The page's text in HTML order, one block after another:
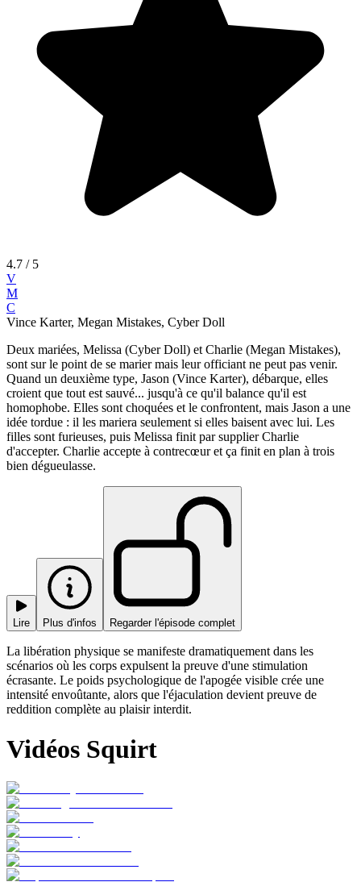
4.7 / 5
V
M
C
Vince Karter, Megan Mistakes, Cyber Doll
Deux mariées, Melissa (Cyber Doll) et Charlie (Megan Mistakes),
sont sur le point de se marier mais leur officiant ne peut pas venir.
Quand un deuxième type, Jason (Vince Karter), débarque, elles
croient que tout est sauvé... jusqu'à ce qu'il balance qu'il est
homophobe. Elles sont choquées et le confrontent, mais Jason a une
idée tordue : il les mariera seulement si elles baisent avec lui. Les
filles sont furieuses, puis Melissa finit par supplier Charlie
d'accepter. Charlie accepte à contrecœur et ça finit en plan à trois
bien dégueulasse.
Lire Plus d'infos Regarder l'épisode complet
La libération physique se manifeste dramatiquement dans les
scénarios où les corps expulsent la preuve d'une stimulation
écrasante. Le poids psychologique de l'apogée visible crée une
intensité envoûtante, alors que l'éjaculation devient preuve de
reddition complète au plaisir interdit.
Vidéos Squirt